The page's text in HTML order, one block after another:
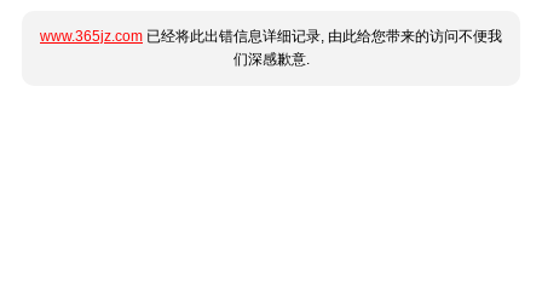
www.365jz.com 已经将此出错信息详细记录, 由此给您带来的访问不便我
们深感歉意.